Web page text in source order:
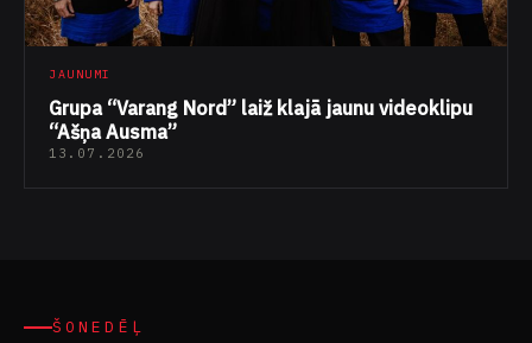
JAUNUMI
Grupa “Varang Nord” laiž klajā jaunu videoklipu
“Ašņa Ausma”
13.07.2026
ŠONEDĒĻ